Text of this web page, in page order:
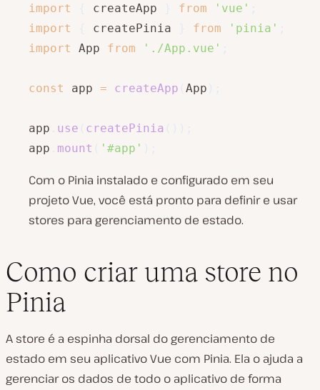
import createApp from 'vue'
import
createPinia from 'pinia'
import
App from './App.vue'
const app = createApp App
app use createPinia
app
mount '#app'
Com o Pinia instalado e configurado em seu
projeto Vue, você está pronto para definir e usar
stores para gerenciamento de estado.
Como criar uma store no
Pinia
A store é a espinha dorsal do gerenciamento de
estado em seu aplicativo Vue com Pinia. Ela o ajuda a
gerenciar os dados de todo o aplicativo de forma